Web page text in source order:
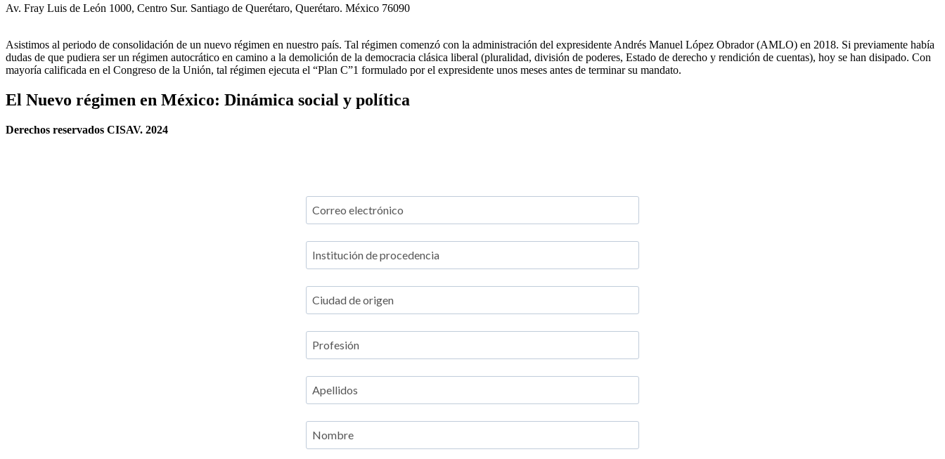
Av. Fray Luis de León 1000, Centro Sur. Santiago de Querétaro, Querétaro. México 76090
Asistimos al periodo de consolidación de un nuevo régimen en nuestro país. Tal régimen comenzó con la administración del expresidente Andrés Manuel López Obrador (AMLO) en 2018. Si previamente había
dudas de que pudiera ser un régimen autocrático en camino a la demolición de la democracia clásica liberal (pluralidad, división de poderes, Estado de derecho y rendición de cuentas), hoy se han disipado. Con
mayoría calificada en el Congreso de la Unión, tal régimen ejecuta el “Plan C”1 formulado por el expresidente unos meses antes de terminar su mandato.
El Nuevo régimen en México: Dinámica social y política
Derechos reservados CISAV. 2024